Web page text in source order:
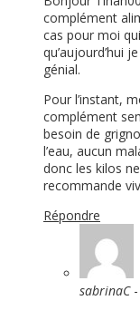
complément
cas pour moi
qu’aujourd’hui
génial.
Pour l’instant,
complément
besoin de
l’eau, aucun
donc les kilos
recommande
Répondre
sabrinaC-